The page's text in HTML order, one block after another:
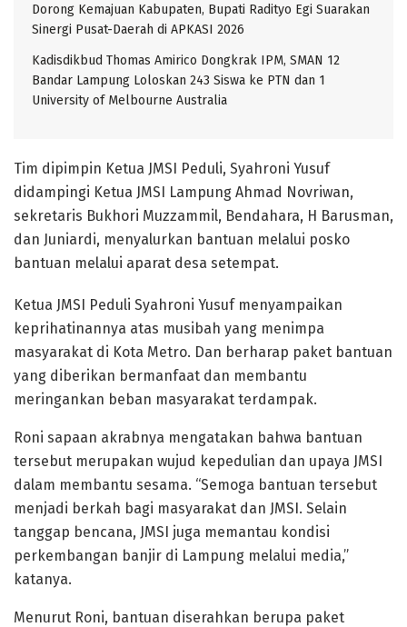
Dorong Kemajuan Kabupaten, Bupati Radityo Egi Suarakan
Sinergi Pusat-Daerah di APKASI 2026
Kadisdikbud Thomas Amirico Dongkrak IPM, SMAN 12
Bandar Lampung Loloskan 243 Siswa ke PTN dan 1
University of Melbourne Australia
Tim dipimpin Ketua JMSI Peduli, Syahroni Yusuf
didampingi Ketua JMSI Lampung Ahmad Novriwan,
sekretaris Bukhori Muzzammil, Bendahara, H Barusman,
dan Juniardi, menyalurkan bantuan melalui posko
bantuan melalui aparat desa setempat.
Ketua JMSI Peduli Syahroni Yusuf menyampaikan
keprihatinannya atas musibah yang menimpa
masyarakat di Kota Metro. Dan berharap paket bantuan
yang diberikan bermanfaat dan membantu
meringankan beban masyarakat terdampak.
Roni sapaan akrabnya mengatakan bahwa bantuan
tersebut merupakan wujud kepedulian dan upaya JMSI
dalam membantu sesama. “Semoga bantuan tersebut
menjadi berkah bagi masyarakat dan JMSI. Selain
tanggap bencana, JMSI juga memantau kondisi
perkembangan banjir di Lampung melalui media,”
katanya.
Menurut Roni, bantuan diserahkan berupa paket